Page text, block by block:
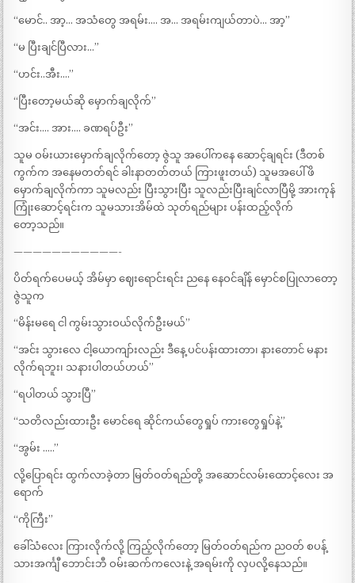
“မောင်.. အာ့… အသံတွေ အရမ်း…. အ… အရမ်းကျယ်တာပဲ… အာ့”
“မ ပြီးချင်ပြီလား…”
“ဟင်း..အီး….”
“ပြီးတော့မယ်ဆို မှောက်ချလိုက်”
“အင်း…. အား…. ခဏရပ်ဦး”
သူမ ဝမ်းယားမှောက်ချလိုက်တော့ ဇွဲသူ အပေါ်ကနေ ဆောင့်ချရင်း (ဒီတစ်
ကွက်က အနေမတတ်ရင် ခါးနာတတ်တယ် ကြားဖူးတယ်) သူမအပေါ် ဖိ
မှောက်ချလိုက်ကာ သူမလည်း ပြီးသွားပြီး သူလည်းပြီးချင်လာပြီမို့ အားကုန်
ကြုံးဆောင့်ရင်းက သူမသားအိမ်ထဲ သုတ်ရည်များ ပန်းထည့်လိုက်
တော့သည်။
———————————-
ပိတ်ရက်ပေမယ့် အိမ်မှာ ဈေးရောင်းရင်း ညနေ နေဝင်ချိန် မှောင်စပြုလာတော့
ဇွဲသူက
“မိန်းမရေ ငါ ကွမ်းသွားဝယ်လိုက်ဦးမယ်”
“အင်း သွားလေ ငါ့ယောကျာ်းလည်း ဒီနေ့ ပင်ပန်းထားတာ၊ နားတောင် မနား
လိုက်ရဘူး၊ သနားပါတယ်ဟယ်”
“ရပါတယ် သွားပြီ”
“သတိလည်းထားဦး မောင်ရေ ဆိုင်ကယ်တွေရှုပ် ကားတွေရှုပ်နဲ့”
“အွမ်း …..”
လို့ပြောရင်း ထွက်လာခဲ့တာ မြတ်ဝတ်ရည်တို့ အဆောင်လမ်းထောင့်လေး အ
ရောက်
“ကိုကြီး”
ခေါ်သံလေး ကြားလိုက်လို့ ကြည့်လိုက်တော့ မြတ်ဝတ်ရည်က ညဝတ် စပန့်
သားအင်္ကျီ ဘောင်းဘီ ဝမ်းဆက်ကလေးနဲ့ အရမ်းကို လှပလို့နေသည်။